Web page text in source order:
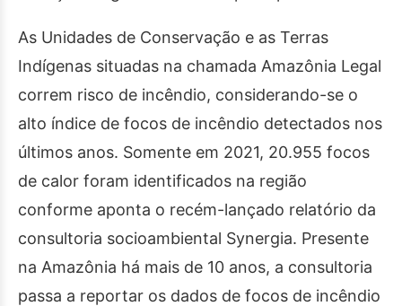
As Unidades de Conservação e as Terras
Indígenas situadas na chamada Amazônia Legal
correm risco de incêndio, considerando-se o
alto índice de focos de incêndio detectados nos
últimos anos. Somente em 2021, 20.955 focos
de calor foram identificados na região
conforme aponta o recém-lançado relatório da
consultoria socioambiental Synergia. Presente
na Amazônia há mais de 10 anos, a consultoria
passa a reportar os dados de focos de incêndio